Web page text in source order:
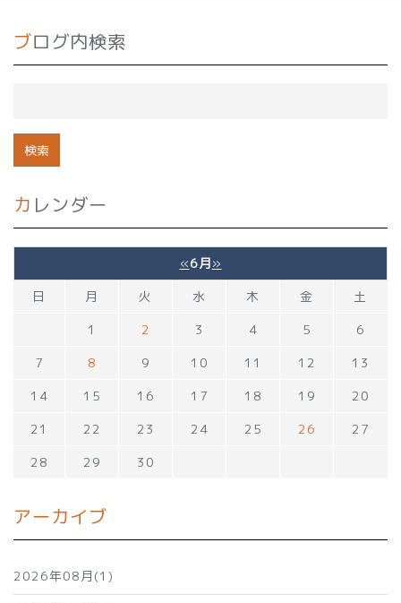
ブログ内検索
カレンダー
«6月»
日
月 火 水 木 金
土
1
2 3 4 5
6
7
8 9 10 11 12
13
14
15 16 17 18 19
20
21
22 23 24 25 26
27
28
29 30
アーカイブ
2026年08月(1)